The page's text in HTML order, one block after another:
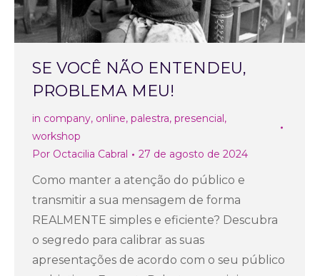
SE VOCÊ NÃO ENTENDEU,
PROBLEMA MEU!
in company, online, palestra, presencial,
workshop
Por Octacilia Cabral 27 de agosto de 2024
Como manter a atenção do público e
transmitir a sua mensagem de forma
REALMENTE simples e eficiente? Descubra
o segredo para calibrar as suas
apresentações de acordo com o seu público